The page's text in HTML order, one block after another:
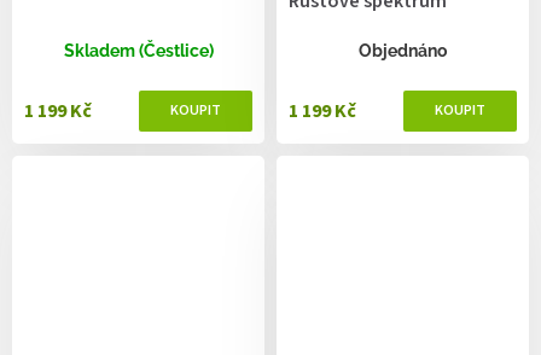
Skladem (Čestlice)
1 199 Kč
Objednáno
1 199 Kč